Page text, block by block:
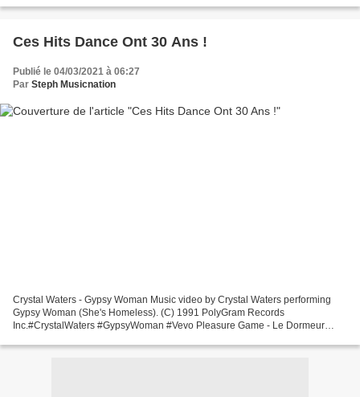
Ces Hits Dance Ont 30 Ans !
Publié le 04/03/2021 à 06:27
Par Steph Musicnation
Crystal Waters - Gypsy Woman Music video by Crystal Waters performing
Gypsy Woman (She's Homeless). (C) 1991 PolyGram Records
Inc.#CrystalWaters #GypsyWoman #Vevo Pleasure Game - Le Dormeur